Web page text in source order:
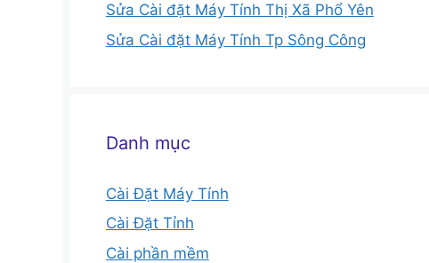
Sửa Cài đặt Máy Tính Thị Xã Phổ Yên
Sửa Cài đặt Máy Tính Tp Sông Công
Danh mục
Cài Đặt Máy Tính
Cài Đặt Tỉnh
Cài phần mềm